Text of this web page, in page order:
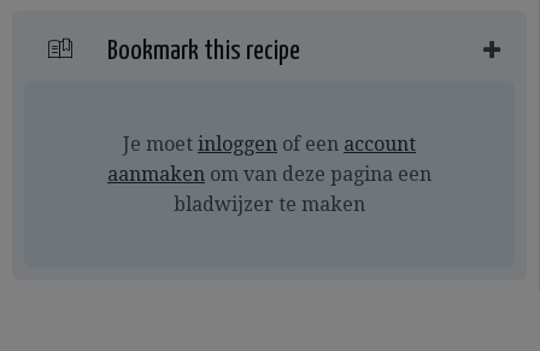
Bookmark this recipe
Je moet inloggen of een account
aanmaken om van deze pagina een
bladwijzer te maken